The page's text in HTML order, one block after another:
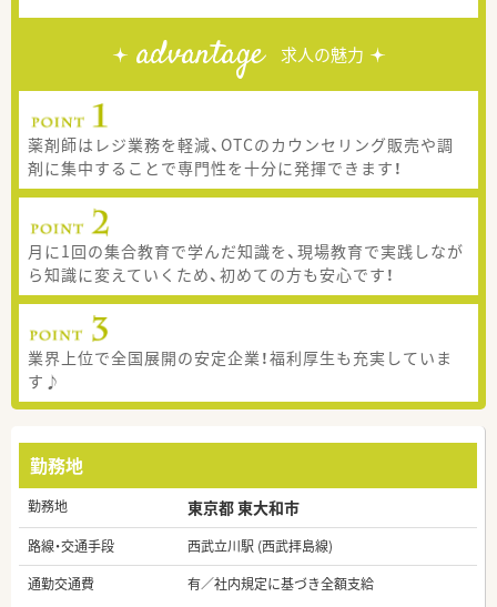
advantage 求人の魅力
薬剤師はレジ業務を軽減、OTCのカウンセリング販売や調
剤に集中することで専門性を十分に発揮できます！
月に1回の集合教育で学んだ知識を、現場教育で実践しなが
ら知識に変えていくため、初めての方も安心です！
業界上位で全国展開の安定企業！福利厚生も充実していま
す♪
勤務地
勤務地 東京都 東大和市
路線・交通手段
西武立川駅 (西武拝島線)
通勤交通費
有／社内規定に基づき全額支給